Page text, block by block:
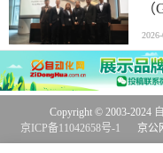
Copyright © 2003-2024
京ICP备11042658号-1
京公